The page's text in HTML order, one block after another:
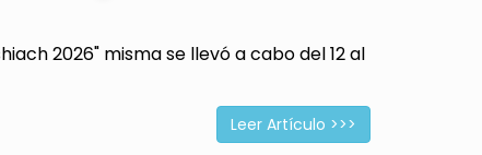
2026" misma se llevó a cabo del 12 al
Leer Artículo >>>